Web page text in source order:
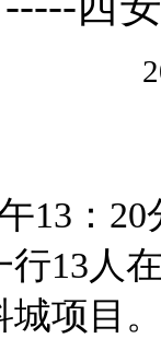
13：
13人
项目